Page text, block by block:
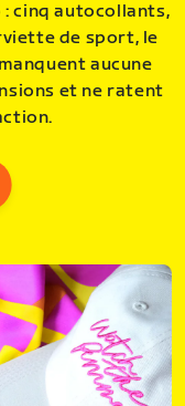
: cinq autocollants,
de sport, le
aucune
et ne ratent